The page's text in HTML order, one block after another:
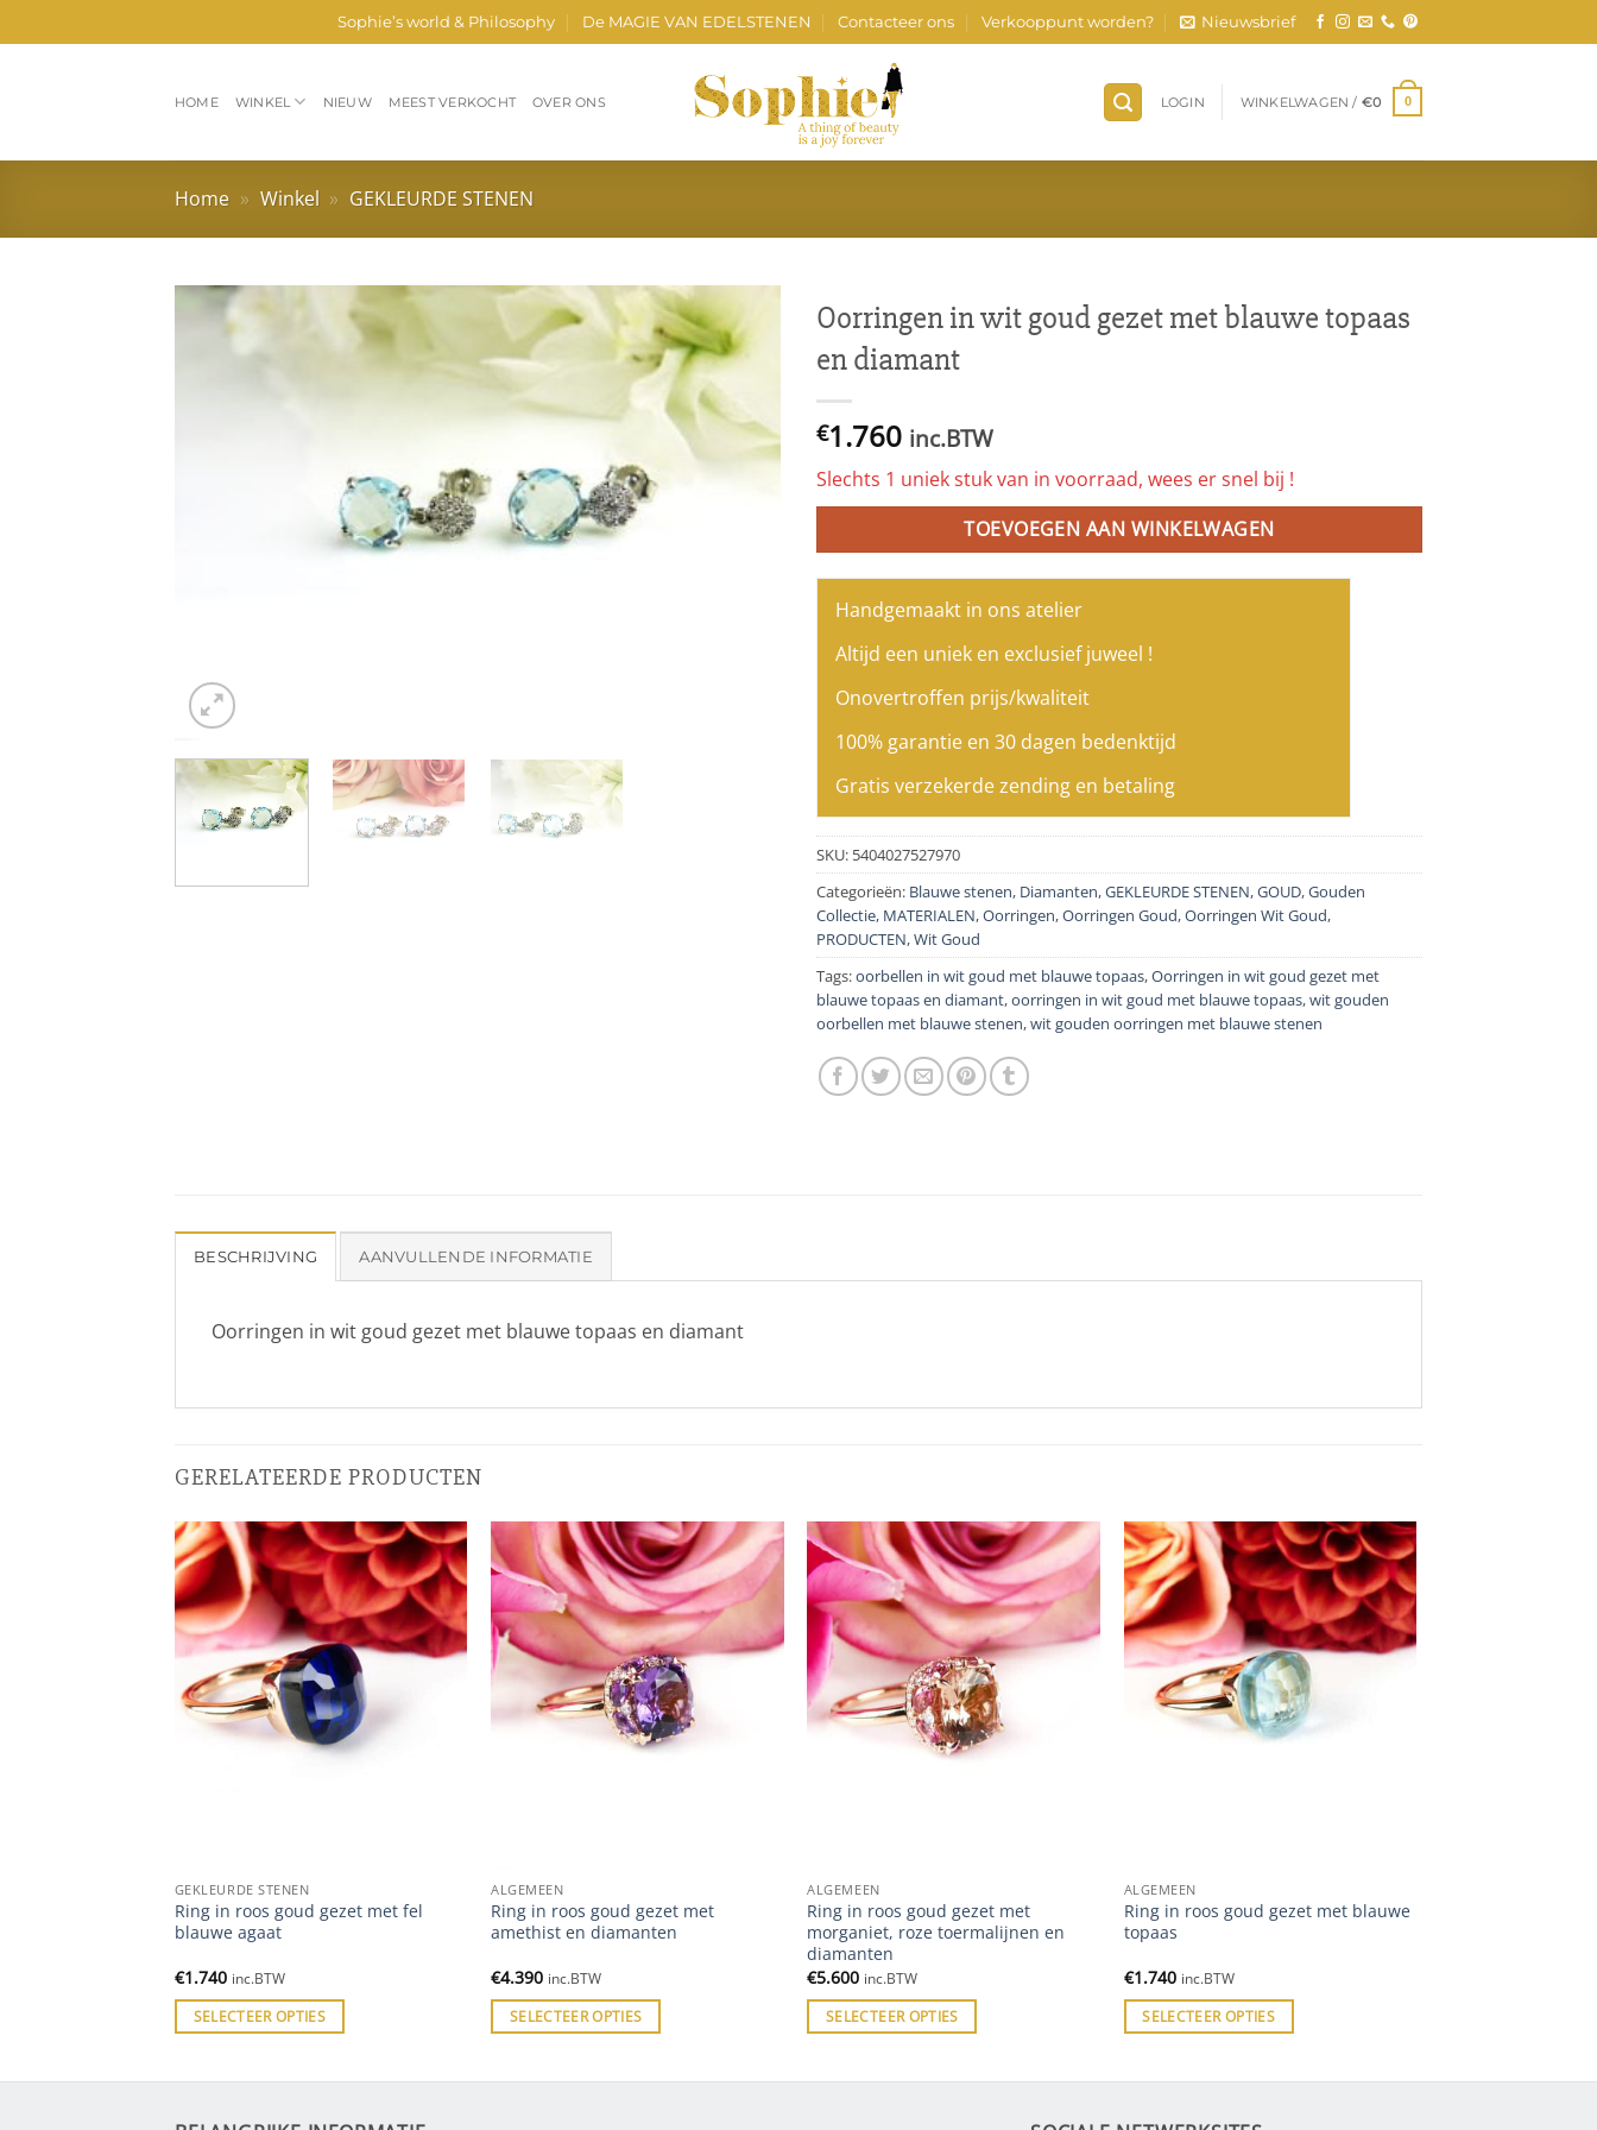
naar
Sophie’s world & Philosophy De MAGIE VAN EDELSTENEN Contacteer ons Verkooppunt worden? Nieuwsbrief
HOME WINKEL NIEUW MEEST VERKOCHT OVER ONS LOGIN WINKELWAGEN / €0 0
Home » Winkel » GEKLEURDE STENEN
Oorringen in wit goud gezet met blauwe topaas
en diamant
€1.760 inc.BTW
Slechts 1 uniek stuk van in voorraad, wees er snel bij !
TOEVOEGEN AAN WINKELWAGEN
Handgemaakt in ons atelier
Altijd een uniek en exclusief juweel !
Onovertroffen prijs/kwaliteit
100% garantie en 30 dagen bedenktijd
Gratis verzekerde zending en betaling
SKU: 5404027527970
Categorieën: Blauwe stenen, Diamanten,GEKLEURDE STENEN,GOUD,Gouden
Collectie, MATERIALEN,Oorringen,Oorringen Goud,Oorringen Wit Goud,
PRODUCTEN,Wit Goud
Tags:oorbellen in wit goud met blauwe topaas,Oorringen in wit goud gezet met
blauwe topaas en diamant,oorringen in wit goud met blauwe topaas,wit gouden
oorbellen met blauwe stenen,wit gouden oorringen met blauwe stenen
BESCHRIJVING AANVULLENDE INFORMATIE
Oorringen in wit goud gezet met blauwe topaas en diamant
GERELATEERDE PRODUCTEN
GEKLEURDE STENEN
Ring in roos goud gezet met fel
blauwe agaat
€1.740 inc.BTW
SELECTEER OPTIES
ALGEMEEN
Ring in roos goud gezet met
amethist en diamanten
€4.390 inc.BTW
SELECTEER OPTIES
ALGEMEEN
Ring in roos goud gezet met
morganiet, roze toermalijnen en
diamanten
€5.600 inc.BTW
SELECTEER OPTIES
ALGEMEEN
Ring in roos goud gezet met blauwe
topaas
€1.740 inc.BTW
SELECTEER OPTIES